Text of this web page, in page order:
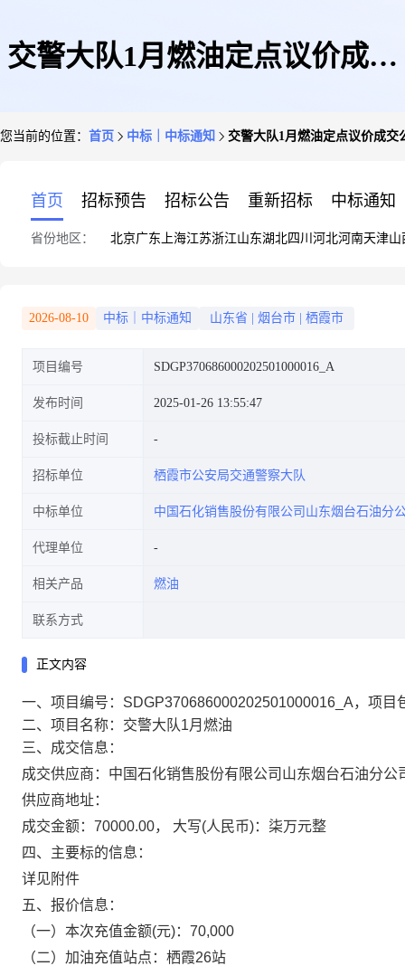
交警大队1月燃油定点议价成交
您当前的位置： 首页 中标｜中标通知 交警大队1月燃油定点议价成交
首页 招标预告 招标公告 重新招标 中标通知
省份地区： 北京广东 上海江苏浙江山东湖北四川 河北河南天津山
2026-08-10 中标｜中标通知 山东省 烟台市 栖霞市
项目编号 SDGP370686000202501000016_A
发布时间 2025-01-26 13:55:47
投标截止时间
招标单位 栖霞市公安局交通警察大队
中标单位 中国石化销售股份有限公司山东烟台石油分
代理单位
相关产品 燃油
联系方式
正文内容
一、项目编号：SDGP370686000202501000016_A，项目
二、项目名称：交警大队1月燃油
三、成交信息：
成交供应商：中国石化销售股份有限公司山东烟台石油分公
供应商地址：
成交金额：70000.00， 大写(人民币)：柒万元整
四、主要标的信息：
详见附件
五、报价信息：
（一）本次充值金额(元)：70,000
（二）加油充值站点：栖霞26站